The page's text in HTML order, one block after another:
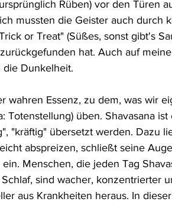
Rüben) vor den Türen
mussten die Geister auch durch
or Treat" (Süßes, sonst gibt's
hat. Auch auf
Dunkelheit.
Essenz, zu dem, was wir
Totenstellung) üben. Shavasana ist
"kräftig" übersetzt werden. Dazu
abspreizen, schließt seine
Menschen, die jeden Tag
sind wacher, konzentrierter
aus Krankheiten heraus. In dieser